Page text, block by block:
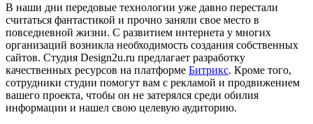
В наши дни передовые технологии уже давно перестали
считаться фантастикой и прочно заняли свое место в
повседневной жизни. С развитием интернета у многих
организаций возникла необходимость создания собственных
сайтов. Студия Design2u.ru предлагает разработку
качественных ресурсов на платформе Битрикс. Кроме того,
сотрудники студии помогут вам с рекламой и продвижением
вашего проекта, чтобы он не затерялся среди обилия
информации и нашел свою целевую аудиторию.